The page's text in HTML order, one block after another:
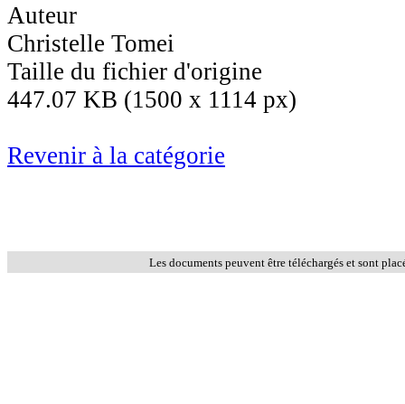
Auteur
Christelle Tomei
Taille du fichier d'origine
447.07 KB (1500 x 1114 px)
Revenir à la catégorie
Les documents peuvent être téléchargés et sont